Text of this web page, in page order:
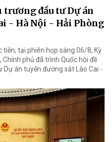
đầu tư Dự án
- Hà Nội - Hải Phòng
tại phiên họp sáng 06/8, Kỳ
phủ đã trình Quốc hội đề
án tuyến đường sắt Lào Cai -